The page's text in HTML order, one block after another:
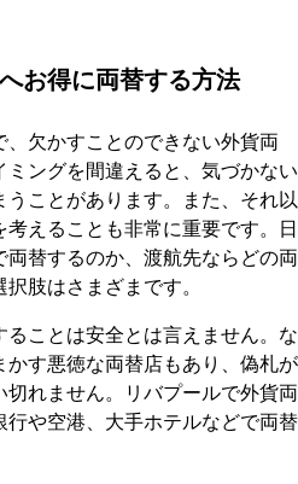
お得に両替する方法
、欠かすことのできない外貨両
ングを間違えると、気づかない
ことがあります。また、それ以
考えることも非常に重要です。日
替するのか、渡航先ならどの両
肢はさまざまです。
ことは安全とは言えません。な
す悪徳な両替店もあり、偽札が
れません。リバプールで外貨両
や空港、大手ホテルなどで両替